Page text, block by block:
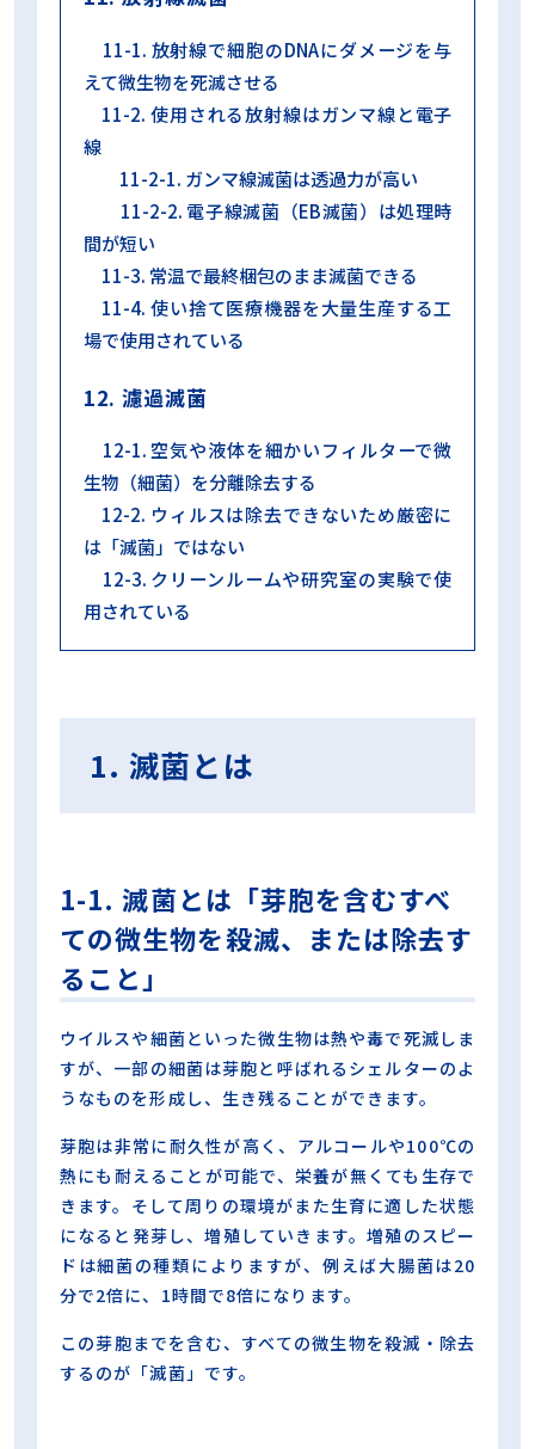
11-1. 放射線で細胞のDNAにダメージを与
えて微生物を死滅させる
11-2. 使用される放射線はガンマ線と電子
線
11-2-1. ガンマ線滅菌は透過力が高い
11-2-2. 電子線滅菌（EB滅菌）は処理時
間が短い
11-3. 常温で最終梱包のまま滅菌できる
11-4. 使い捨て医療機器を大量生産する工
場で使用されている
12. 濾過滅菌
12-1. 空気や液体を細かいフィルターで微
生物（細菌）を分離除去する
12-2. ウィルスは除去できないため厳密に
は「滅菌」ではない
12-3. クリーンルームや研究室の実験で使
用されている
1. 滅菌とは
1-1. 滅菌とは「芽胞を含むすべ
ての微生物を殺滅、または除去す
ること」
ウイルスや細菌といった微生物は熱や毒で死滅しま
すが、一部の細菌は芽胞と呼ばれるシェルターのよ
うなものを形成し、生き残ることができます。
芽胞は非常に耐久性が高く、アルコールや100℃の
熱にも耐えることが可能で、栄養が無くても生存で
きます。そして周りの環境がまた生育に適した状態
になると発芽し、増殖していきます。増殖のスピー
ドは細菌の種類によりますが、例えば大腸菌は20
分で2倍に、1時間で8倍になります。
この芽胞までを含む、すべての微生物を殺滅・除去
するのが「滅菌」です。